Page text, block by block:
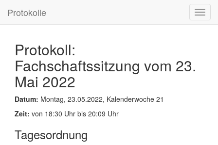
Protokolle
Protokoll:
Fachschaftssitzung vom 23.
Mai 2022
Datum: Montag, 23.05.2022, Kalenderwoche 21
Zeit: von 18:30 Uhr bis 20:09 Uhr
Tagesordnung